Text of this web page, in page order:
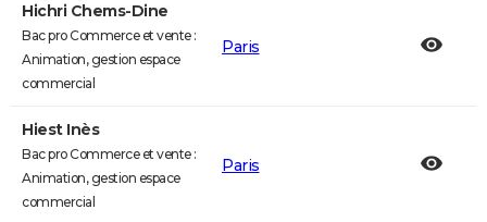
Hichri Chems-Dine
Bac pro Commerce et vente :
Animation, gestion espace
commercial
Paris
Hiest Inès
Bac pro Commerce et vente :
Animation, gestion espace
commercial
Paris